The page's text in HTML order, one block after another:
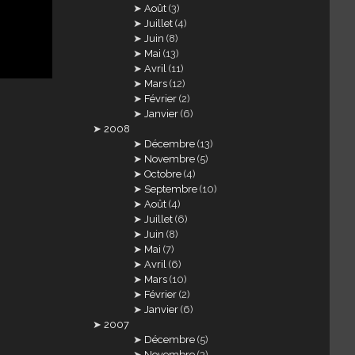
Août (3)
Juillet (4)
Juin (8)
Mai (13)
Avril (11)
Mars (12)
Février (2)
Janvier (6)
2008
Décembre (13)
Novembre (5)
Octobre (4)
Septembre (10)
Août (4)
Juillet (6)
Juin (8)
Mai (7)
Avril (6)
Mars (10)
Février (2)
Janvier (6)
2007
Décembre (5)